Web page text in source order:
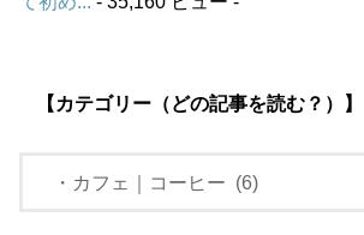
【カテゴリー（どの記事を読む？）】